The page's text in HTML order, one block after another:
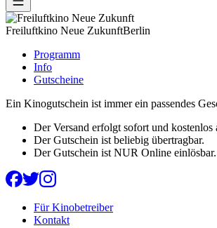
Freiluftkino Neue ZukunftBerlin
Programm
Info
Gutscheine
Ein Kinogutschein ist immer ein passendes
Der Versand erfolgt sofort und
Der Gutschein ist beliebig übertragbar.
Der Gutschein ist NUR Online einlösbar.
Für Kinobetreiber
Kontakt